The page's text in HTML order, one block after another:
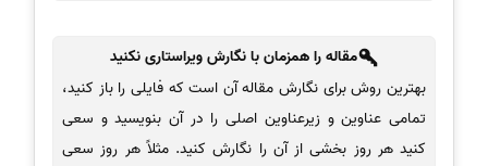
مقاله را همزمان با نگارش ویراستاری نکنید
بهترین روش برای نگارش مقاله آن است که فایلی را باز کنید،
تمامی عناوین و زیرعناوین اصلی را در آن بنویسید و سعی
کنید هر روز بخشی از آن را نگارش کنید. مثلاً هر روز سعی